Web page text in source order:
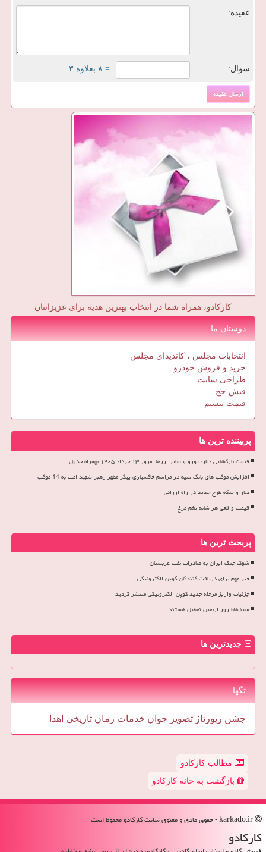
عقیده:
سوال: = ۸ بعلاوه ۳
کارکادو، همراه شما در انتخاب بهترین هدیه برای عزیزانتان
دوستان ما
انتخابات مجلس ، کاندیدای مجلس
خرید و فروش خودرو
طراحی سایت
فیش حج
قیمت بیسیم
پربیننده ترین ها
قیمت بازگشایی دلار، یورو و سایر ارزها امروز ۱۳ خرداد ۱۴۰۵ بهمراه جدول
افزایش موکب های بانک سپه در مراسم خاکسپاری پیکر مطهر رهبر شهید امت به 14 موکب
دلار و سکه طرح جدید در راه ارزانی
قیمت واقعی هر شانه تخم مرغ
پربحث ترین ها
شوک جنگ ایران به صادرات نفت عربستان
خبر مهم برای دریافت کنندگان کوپن الکترونیکی
جزئیات واریز مرحله جدید کوپن الکترونیکی منتشر گردید
سینماها روز اربعین تعطیل هستند
جدیدترین ها
تگها
جشن رپورتاژ تصویر جوان خدمات رمان تاریخی اهدا
مطالب کارکادو
بازگشت به خانه کارکادو
كاركادو